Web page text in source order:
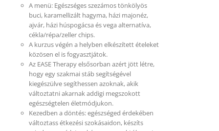
A menü: Egészséges szezámos tönkölyös
buci, karamellizált hagyma, házi majonéz,
ajvár, házi húspogácsa és vega alternatíva,
cékla/répa/zeller chips.
A kurzus végén a helyben elkészített ételeket
közösen el is fogyasztjátok.
Az EASE Therapy elsősorban azért jött létre,
hogy egy szakmai stáb segítségével
kiegészülve segíthessen azoknak, akik
változtatni akarnak addigi megszokott
egészségtelen életmódjukon.
Kezedben a döntés: egészséged érdekében
változtass étkezési szokásaidon, készíts